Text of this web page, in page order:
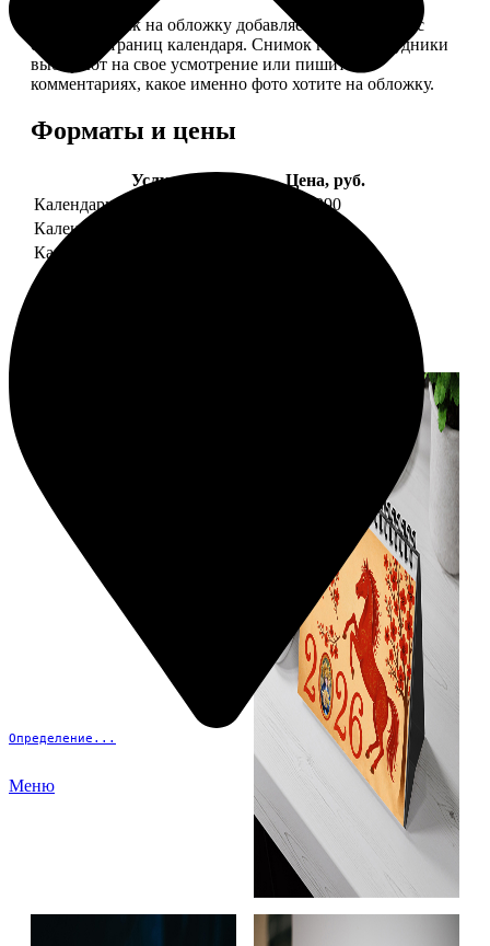
Определение...
Меню
— В кружочек на обложку добавляем фотографию с
одной из страниц календаря. Снимок наши сотрудники
выбирают на свое усмотрение или пишите в
комментариях, какое именно фото хотите на обложку.
Форматы и цены
Услуга
Цена, руб.
Календарь настенный
от 1290
Календарь "домик"
Календарь магнитный отрывной